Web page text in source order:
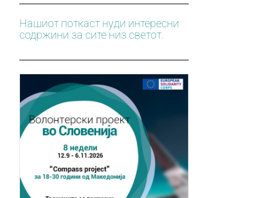
Нашиот поткаст нуди интересни
содржини за сите низ светот.